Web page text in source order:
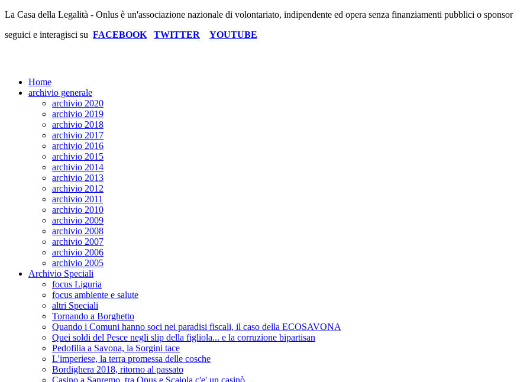
La Casa della Legalità - Onlus è un'associazione nazionale di volontariato, indipendente ed opera senza finanziamenti pubblici o sponsor
seguici e interagisci su FACEBOOK TWITTER YOUTUBE
Home
archivio generale
archivio 2020
archivio 2019
archivio 2018
archivio 2017
archivio 2016
archivio 2015
archivio 2014
archivio 2013
archivio 2012
archivio 2011
archivio 2010
archivio 2009
archivio 2008
archivio 2007
archivio 2006
archivio 2005
Archivio Speciali
focus Liguria
focus ambiente e salute
altri Speciali
Tornando a Borghetto
Quando i Comuni hanno soci nei paradisi fiscali, il caso della ECOSAVONA
Quei soldi del Pesce negli slip della figliola... e la corruzione bipartisan
Pedofilia a Savona, la Sorgini tace
L'imperiese, la terra promessa delle cosche
Bordighera 2018, ritorno al passato
Casino a Sanremo, tra Opus e Scajola c'e' un casinò...